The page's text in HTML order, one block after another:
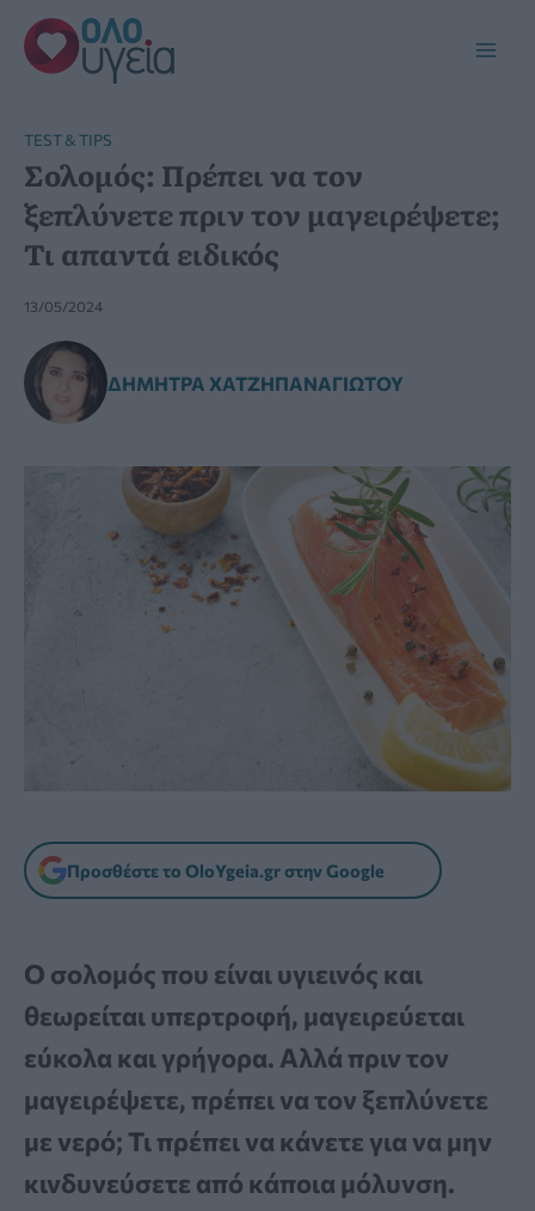
Μετάβαση
στο
περιεχόμενο
TEST & TIPS
Σολομός: Πρέπει να τον
ξεπλύνετε πριν τον μαγειρέψετε;
Τι απαντά ειδικός
13/05/2024
ΔΉΜΗΤΡΑ ΧΑΤΖΗΠΑΝΑΓΙΏΤΟΥ
Προσθέστε το OloYgeia.gr στην Google
Ο σολομός που είναι υγιεινός και
θεωρείται υπερτροφή, μαγειρεύεται
εύκολα και γρήγορα. Αλλά πριν τον
μαγειρέψετε, πρέπει να τον ξεπλύνετε
με νερό; Τι πρέπει να κάνετε για να μην
κινδυνεύσετε από κάποια μόλυνση.